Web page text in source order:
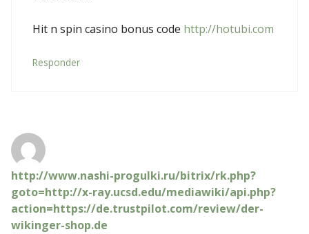
Hit n spin casino bonus code http://hotubi.com
Responder
http://www.nashi-progulki.ru/bitrix/rk.php?
goto=http://x-ray.ucsd.edu/mediawiki/api.php?
action=https://de.trustpilot.com/review/der-
wikinger-shop.de